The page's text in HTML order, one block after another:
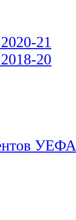
21
20
УЕФА